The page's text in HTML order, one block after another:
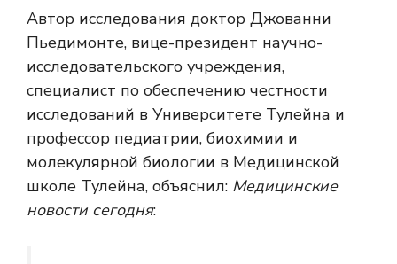
Автор исследования доктор Джованни
Пьедимонте, вице-президент научно-
исследовательского учреждения,
специалист по обеспечению честности
исследований в Университете Тулейна и
профессор педиатрии, биохимии и
молекулярной биологии в Медицинской
школе Тулейна, объяснил: Медицинские
новости сегодня: